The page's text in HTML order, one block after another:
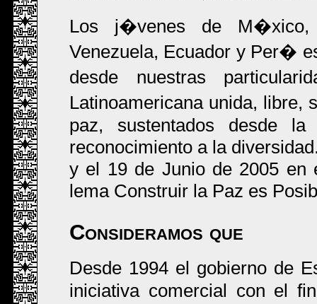
Los j�venes de M�xico,
Venezuela, Ecuador y Per�
desde nuestras
Latinoamericana unida, libre,
paz, sustentados desde
reconocimiento a la
y el 19 de Junio de 2005 en
lema Construir la Paz es
Consideramos que
Desde 1994 el gobierno de
iniciativa comercial con el